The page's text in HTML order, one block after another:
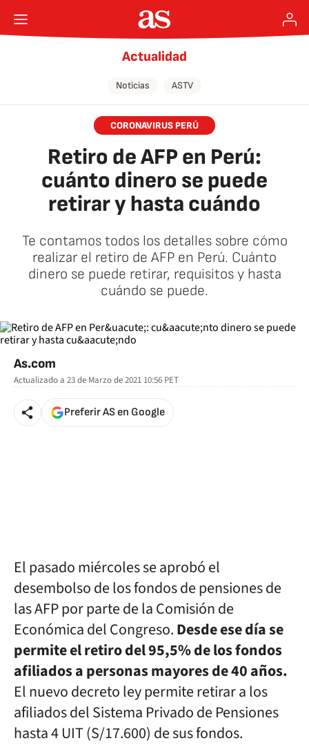
Actualidad
Noticias ASTV
CORONAVIRUS PERÚ
Retiro de AFP en Perú:
cuánto dinero se puede
retirar y hasta cuándo
Te contamos todos los detalles sobre cómo
realizar el retiro de AFP en Perú. Cuánto
dinero se puede retirar, requisitos y hasta
cuándo se puede.
As.com
Actualizado a 23 de Marzo de 2021 10:56 PET
Preferir AS en Google
El pasado miércoles se aprobó el
desembolso de los fondos de pensiones de
las AFP por parte de la Comisión de
Económica del Congreso.Desde ese día se
permite el retiro del 95,5% de los fondos
afiliados a personas mayores de 40 años.
El nuevo decreto ley permite retirar a los
afiliados del Sistema Privado de Pensiones
hasta 4 UIT (S/17.600) de sus fondos.